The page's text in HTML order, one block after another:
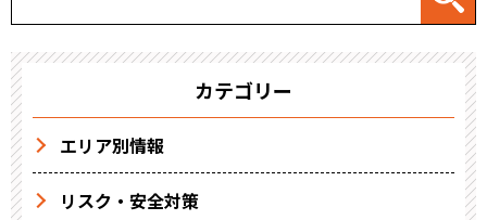
カテゴリー
エリア別情報
リスク・安全対策